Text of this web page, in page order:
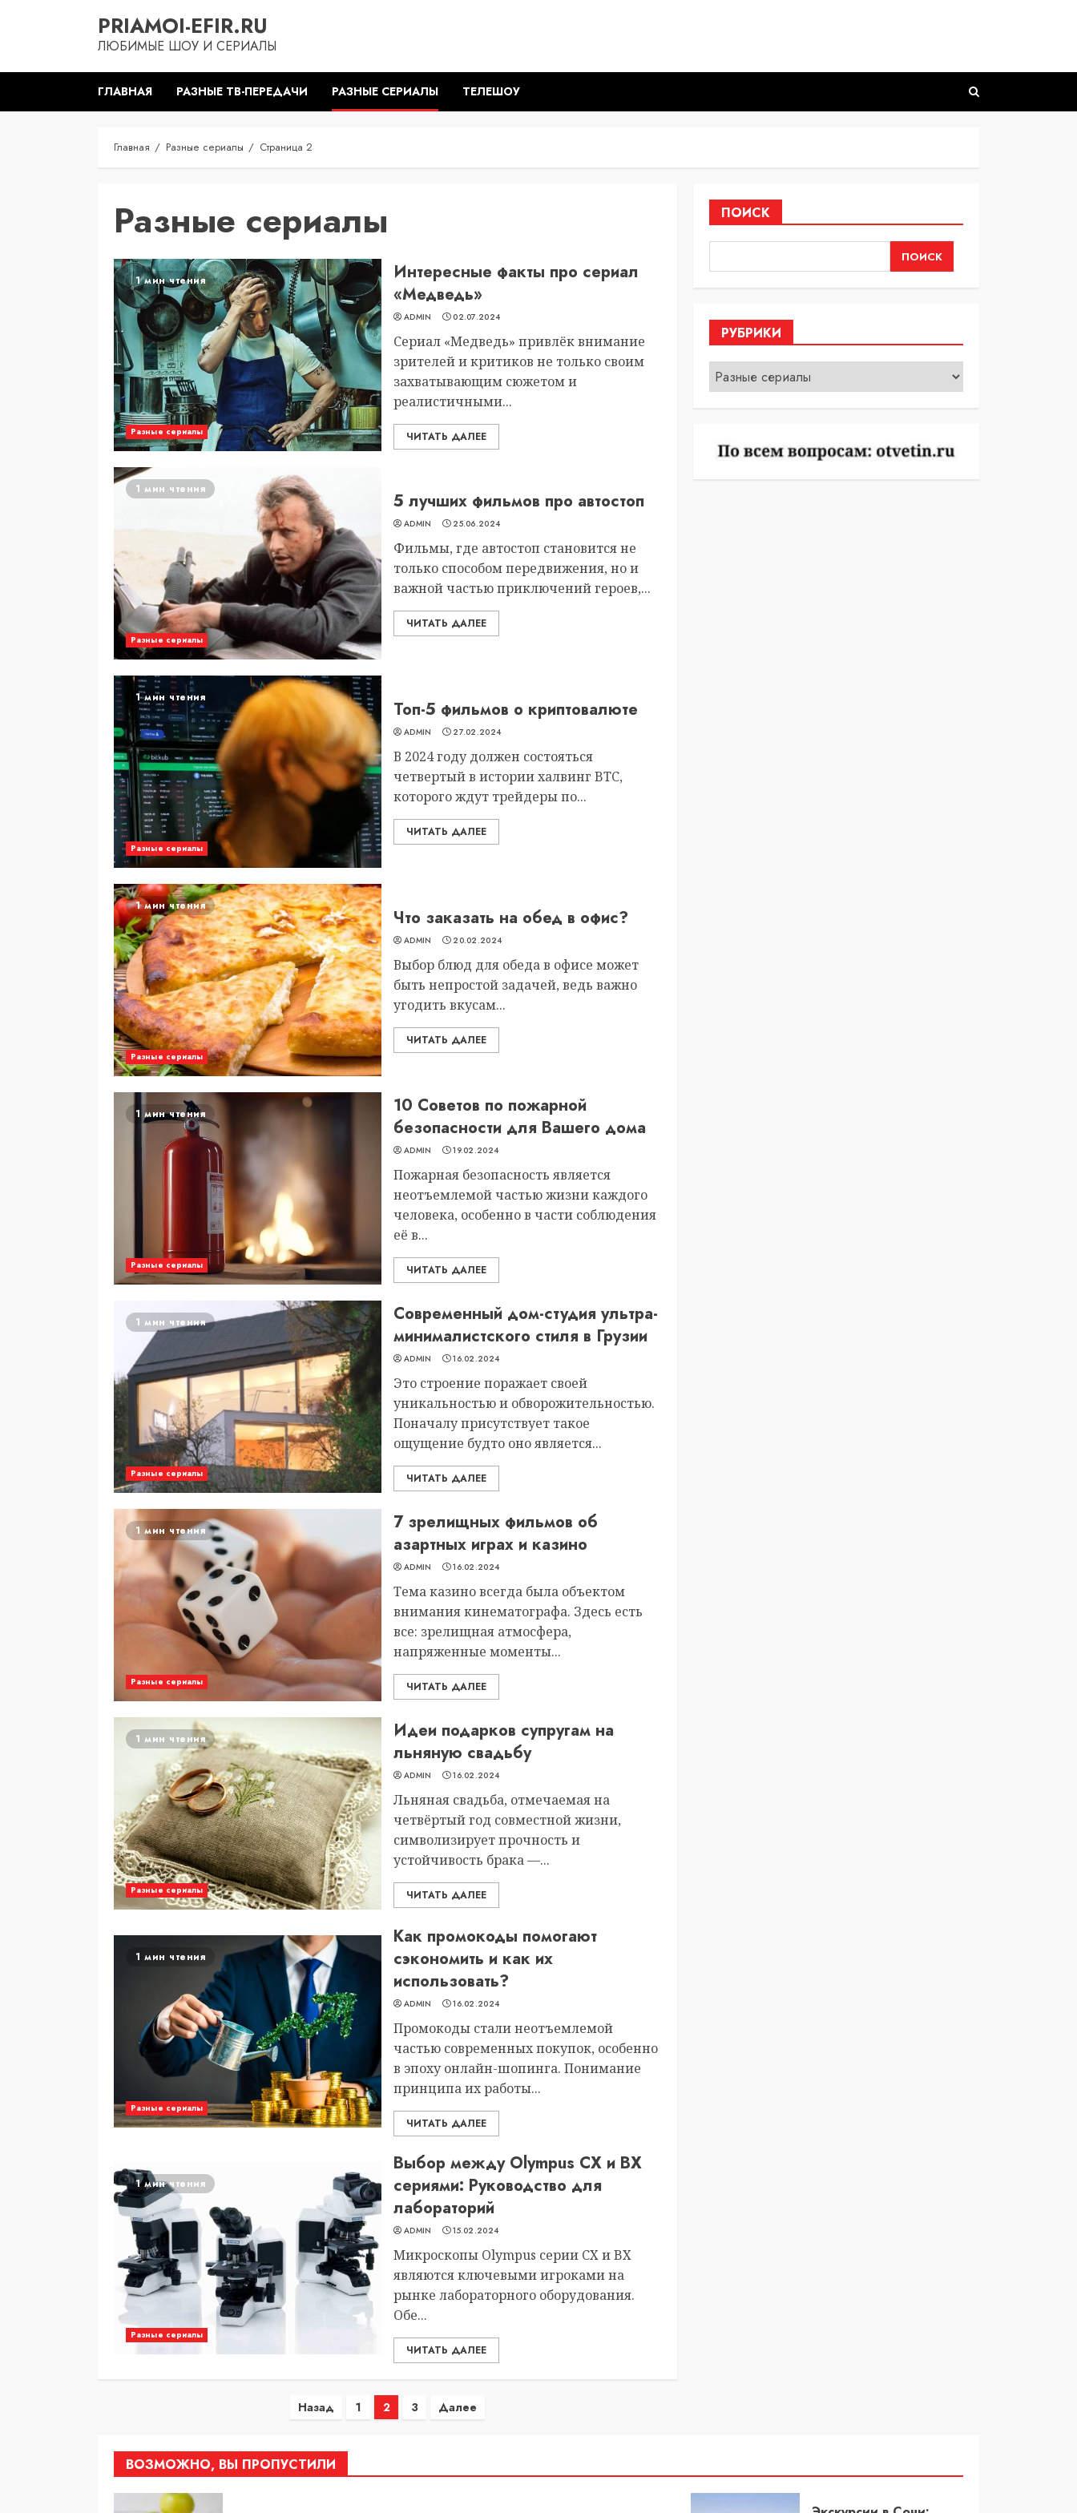
PRIAMOI-EFIR.RU
ЛЮБИМЫЕ ШОУ И СЕРИАЛЫ
ГЛАВНАЯ РАЗНЫЕ ТВ-ПЕРЕДАЧИ РАЗНЫЕ СЕРИАЛЫ ТЕЛЕШОУ
Главная Разные сериалы Страница 2
Разные сериалы
1 мин чтения
Разные сериалы
Интересные факты про сериал
«Медведь»
ADMIN 02.07.2024
Сериал «Медведь» привлёк внимание
зрителей и критиков не только своим
захватывающим сюжетом и
реалистичными...
ЧИТАТЬ ДАЛЕЕ
1 мин чтения
Разные сериалы
5 лучших фильмов про автостоп
ADMIN 25.06.2024
Фильмы, где автостоп становится не
только способом передвижения, но и
важной частью приключений героев,...
ЧИТАТЬ ДАЛЕЕ
1 мин чтения
Разные сериалы
Топ-5 фильмов о криптовалюте
ADMIN 27.02.2024
В 2024 году должен состояться
четвертый в истории халвинг BTC,
которого ждут трейдеры по...
ЧИТАТЬ ДАЛЕЕ
1 мин чтения
Разные сериалы
Что заказать на обед в офис?
ADMIN 20.02.2024
Выбор блюд для обеда в офисе может
быть непростой задачей, ведь важно
угодить вкусам...
ЧИТАТЬ ДАЛЕЕ
1 мин чтения
Разные сериалы
10 Советов по пожарной
безопасности для Вашего дома
ADMIN 19.02.2024
Пожарная безопасность является
неотъемлемой частью жизни каждого
человека, особенно в части соблюдения
её в...
ЧИТАТЬ ДАЛЕЕ
1 мин чтения
Разные сериалы
Современный дом-студия ультра-
минималистского стиля в Грузии
ADMIN 16.02.2024
Это строение поражает своей
уникальностью и обворожительностью.
Поначалу присутствует такое
ощущение будто оно является...
ЧИТАТЬ ДАЛЕЕ
1 мин чтения
Разные сериалы
7 зрелищных фильмов об
азартных играх и казино
ADMIN 16.02.2024
Тема казино всегда была объектом
внимания кинематографа. Здесь есть
все: зрелищная атмосфера,
напряженные моменты...
ЧИТАТЬ ДАЛЕЕ
1 мин чтения
Разные сериалы
Идеи подарков супругам на
льняную свадьбу
ADMIN 16.02.2024
Льняная свадьба, отмечаемая на
четвёртый год совместной жизни,
символизирует прочность и
устойчивость брака —...
ЧИТАТЬ ДАЛЕЕ
1 мин чтения
Разные сериалы
Как промокоды помогают
сэкономить и как их
использовать?
ADMIN 16.02.2024
Промокоды стали неотъемлемой
частью современных покупок, особенно
в эпоху онлайн-шопинга. Понимание
принципа их работы...
ЧИТАТЬ ДАЛЕЕ
1 мин чтения
Разные сериалы
Выбор между Olympus CX и BX
сериями: Руководство для
лабораторий
ADMIN 15.02.2024
Микроскопы Olympus серии CX и BX
являются ключевыми игроками на
рынке лабораторного оборудования.
Обе...
ЧИТАТЬ ДАЛЕЕ
Пагинация
Назад 1 2 3 Далее
ПОИСК
ПОИСК
РУБРИКИ
Рубрики
ВОЗМОЖНО, ВЫ ПРОПУСТИЛИ